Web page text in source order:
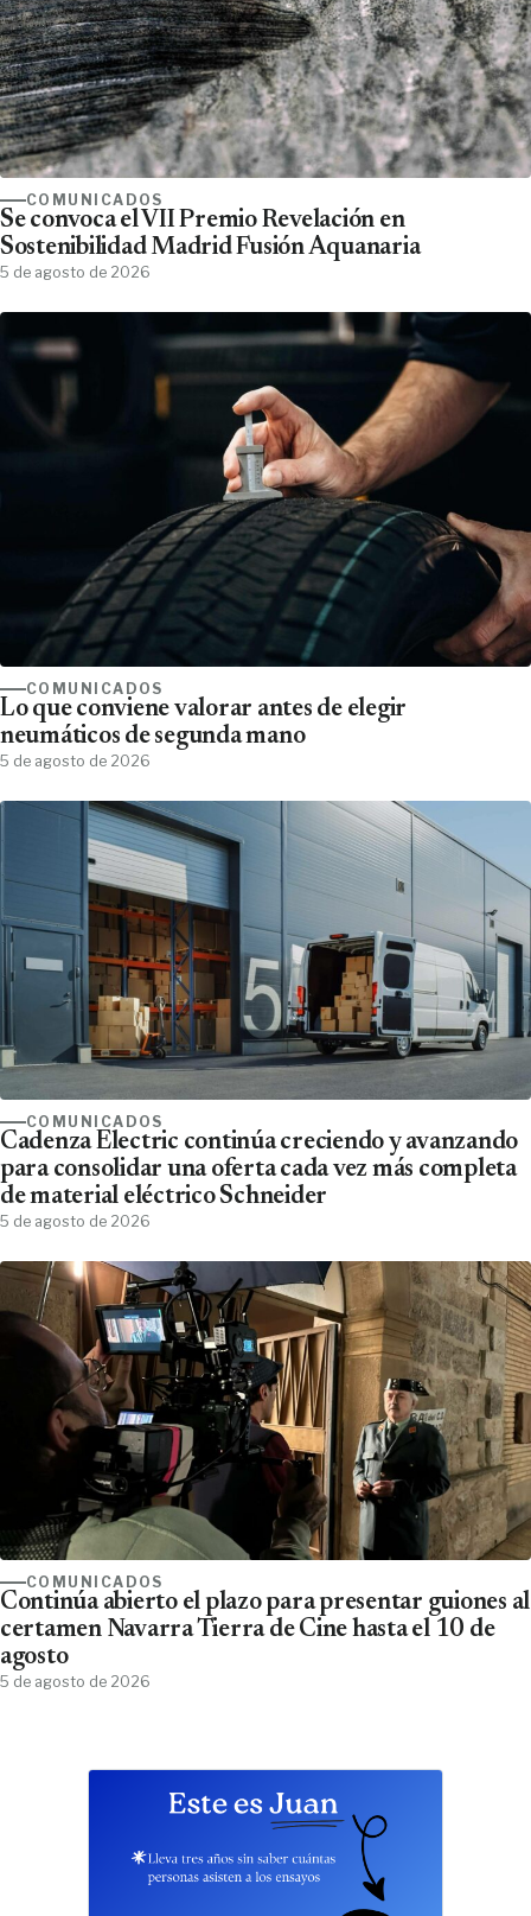
COMUNICADOS
Se convoca el VII Premio Revelación en
Sostenibilidad Madrid Fusión Aquanaria
5 de agosto de 2026
COMUNICADOS
Lo que conviene valorar antes de elegir
neumáticos de segunda mano
5 de agosto de 2026
COMUNICADOS
Cadenza Electric continúa creciendo y avanzando
para consolidar una oferta cada vez más completa
de material eléctrico Schneider
5 de agosto de 2026
COMUNICADOS
Continúa abierto el plazo para presentar guiones al
certamen Navarra Tierra de Cine hasta el 10 de
agosto
5 de agosto de 2026